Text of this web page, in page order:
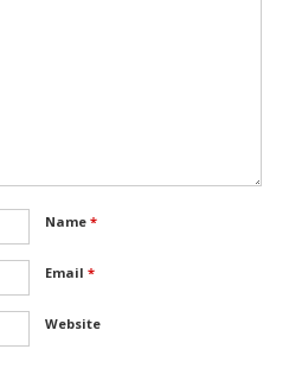
Name *
Email *
Website